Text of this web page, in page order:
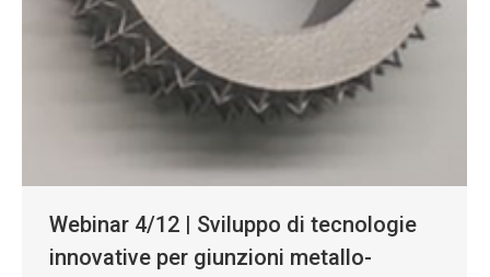
Webinar 4/12 | Sviluppo di tecnologie
innovative per giunzioni metallo-